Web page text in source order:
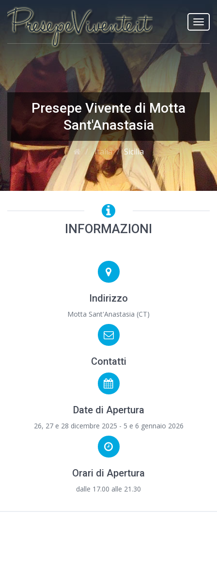
Presepe Vivente di Motta
Sant'Anastasia
Italia Sicilia
INFORMAZIONI
Indirizzo
Motta Sant'Anastasia (CT)
Contatti
Date di Apertura
26, 27 e 28 dicembre 2025 - 5 e 6 gennaio 2026
Orari di Apertura
dalle 17.00 alle 21.30